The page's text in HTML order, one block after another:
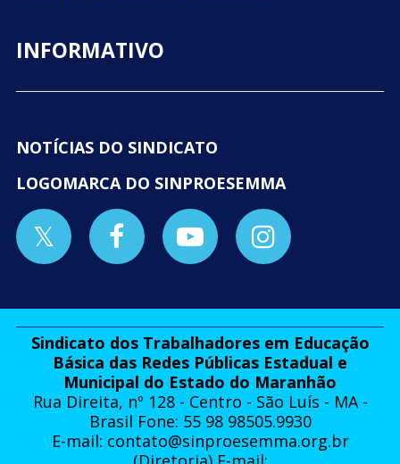
INFORMATIVO
NOTÍCIAS DO SINDICATO
LOGOMARCA DO SINPROESEMMA
Sindicato dos Trabalhadores em Educação
Básica das Redes Públicas Estadual e
Municipal do Estado do Maranhão
Rua Direita, nº 128 - Centro - São Luís - MA -
Brasil Fone: 55 98 98505.9930
E-mail: contato@sinproesemma.org.br